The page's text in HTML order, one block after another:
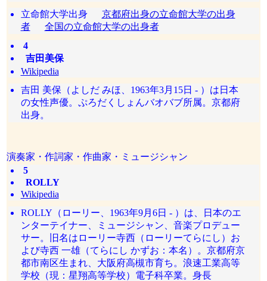
立命館大学出身 京都府出身の立命館大学の出身
者
全国の立命館大学の出身者
4
吉田美保
Wikipedia
吉田 美保（よしだ みほ、1963年3月15日 - ）は日本
の女性声優。ぷろだくしょんバオバブ所属。京都府
出身。
演奏家・作詞家・作曲家・ミュージシャン
5
ROLLY
Wikipedia
ROLLY（ローリー、1963年9月6日 - ）は、日本のエ
ンターテイナー、ミュージシャン、音楽プロデュー
サー。旧名はローリー寺西（ローリーてらにし）お
よび寺西 一雄（てらにし かずお：本名）。京都府京
都市南区生まれ、大阪府高槻市育ち。浪速工業高等
学校（現：星翔高等学校）電子科卒業。身長